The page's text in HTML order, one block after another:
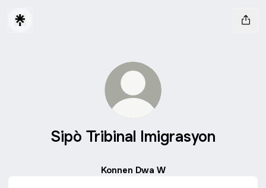
Sipò Tribinal Imigrasyon
Konnen Dwa W